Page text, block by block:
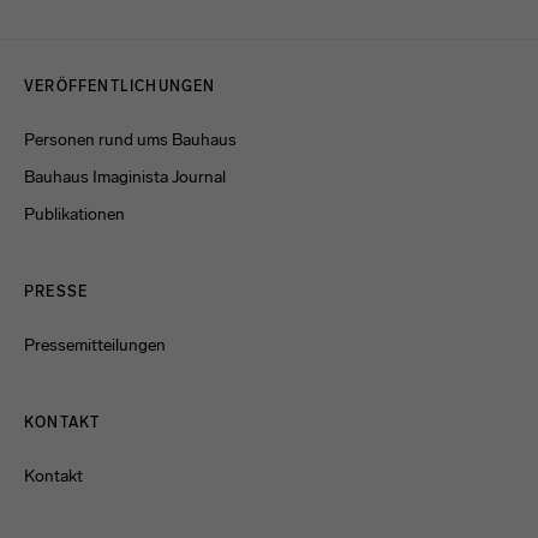
VERÖFFENTLICHUNGEN
Personen rund ums Bauhaus
Bauhaus Imaginista Journal
Publikationen
PRESSE
Pressemitteilungen
KONTAKT
Kontakt